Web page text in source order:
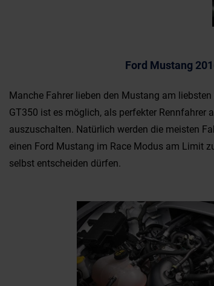
Ford Mustang
Manche Fahrer lieben den Mustang am
GT350 ist es möglich, als perfekter Rennfahrer
auszuschalten. Natürlich werden die meisten
einen Ford Mustang im Race Modus am Limit
selbst entscheiden dürfen.